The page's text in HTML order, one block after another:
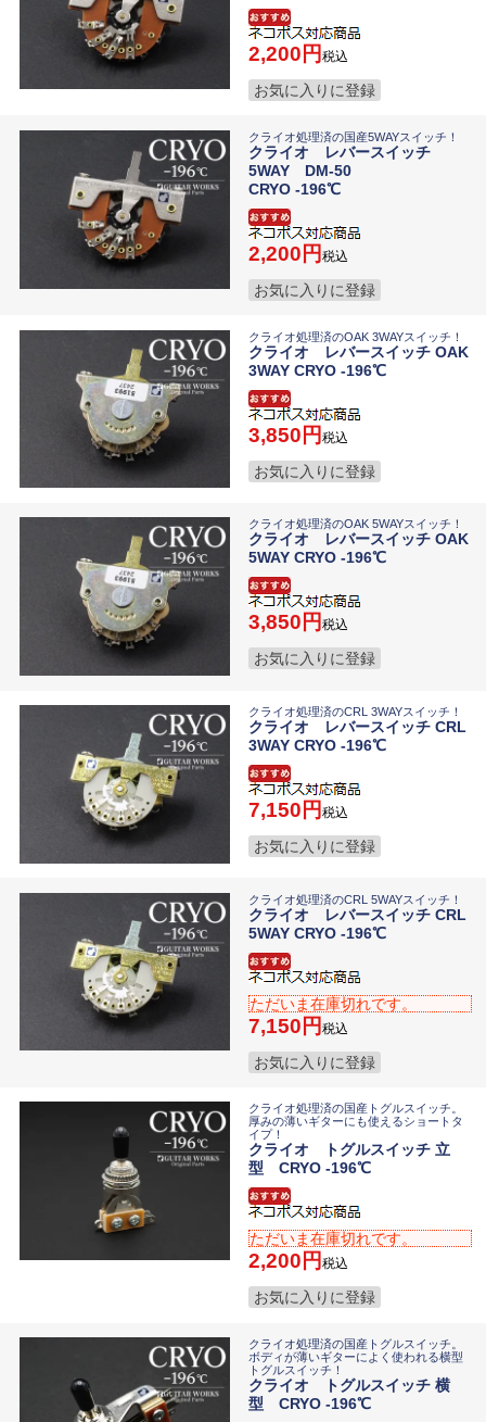
2,200 税込
お気に入りに登録
クライオ処理済の国産5WAYスイッチ！
クライオ レバースイッチ
5WAY DM-50
CRYO -196℃
2,200 税込
お気に入りに登録
クライオ処理済のOAK 3WAYスイッチ！
クライオ レバースイッチ OAK
3WAY CRYO -196℃
3,850 税込
お気に入りに登録
クライオ処理済のOAK 5WAYスイッチ！
クライオ レバースイッチ OAK
5WAY CRYO -196℃
3,850 税込
お気に入りに登録
クライオ処理済のCRL 3WAYスイッチ！
クライオ レバースイッチ CRL
3WAY CRYO -196℃
7,150 税込
お気に入りに登録
クライオ処理済のCRL 5WAYスイッチ！
クライオ レバースイッチ CRL
5WAY CRYO -196℃
ただいま在庫切れです。
7,150 税込
お気に入りに登録
クライオ処理済の国産トグルスイッチ。
厚みの薄いギターにも使えるショートタ
イプ！
クライオ トグルスイッチ 立
型 CRYO -196℃
ただいま在庫切れです。
2,200 税込
お気に入りに登録
クライオ処理済の国産トグルスイッチ。
ボディが薄いギターによく使われる横型
トグルスイッチ！
クライオ トグルスイッチ 横
型 CRYO -196℃